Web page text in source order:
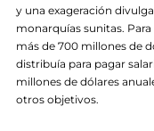
y una exageración
monarquías sunitas.
más de 700 millones de
distribuía para pagar
millones de dólares
otros objetivos.